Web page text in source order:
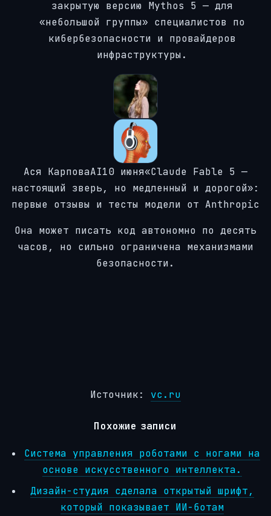
закрытую версию Mythos 5 — для
«небольшой группы» специалистов по
кибербезопасности и провайдеров
инфраструктуры.
Ася КарповаAI10 июня«Claude Fable 5 —
настоящий зверь, но медленный и дорогой»:
первые отзывы и тесты модели от Anthropic
Она может писать код автономно по десять
часов, но сильно ограничена механизмами
безопасности.
Источник: vc.ru
Похожие записи
Система управления роботами с ногами на
основе искусственного интеллекта.
Дизайн-студия сделала открытый шрифт,
который показывает ИИ-ботам